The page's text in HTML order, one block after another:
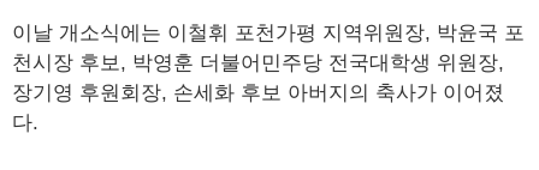
이날 개소식에는 이철휘 포천가평 지역위원장, 박윤국 포
천시장 후보, 박영훈 더불어민주당 전국대학생 위원장,
장기영 후원회장, 손세화 후보 아버지의 축사가 이어졌
다.